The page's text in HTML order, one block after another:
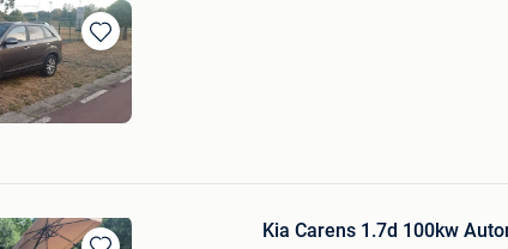
Bewaren
in
Mijn
Favorieten
Kia Carens 1.7d 100kw